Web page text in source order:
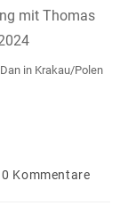
in Krakau/Polen
0 Kommentare